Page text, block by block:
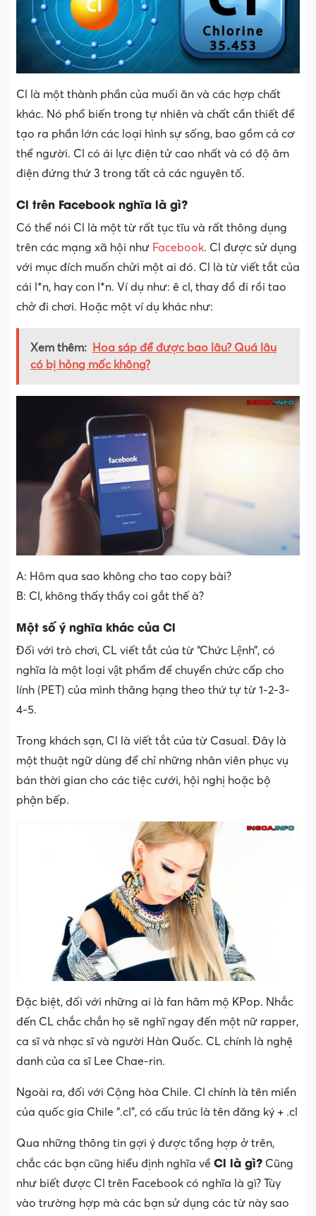
Cl là một thành phần của muối ăn và các hợp chất
khác. Nó phổ biến trong tự nhiên và chất cần thiết để
tạo ra phần lớn các loại hình sự sống, bao gồm cả cơ
thể người. Cl có ái lực điện tử cao nhất và có độ âm
điện đứng thứ 3 trong tất cả các nguyên tố.
Cl trên Facebook nghĩa là gì?
Có thể nói Cl là một từ rất tục tĩu và rất thông dụng
trên các mạng xã hội như Facebook. Cl được sử dụng
với mục đích muốn chửi một ai đó. Cl là từ viết tắt của
cái l*n, hay con l*n. Ví dụ như: ê cl, thay đồ đi rồi tao
chở đi chơi. Hoặc một ví dụ khác như:
Xem thêm:
Hoa sáp để được bao lâu? Quá lâu
có bị hỏng mốc không?
A: Hôm qua sao không cho tao copy bài?
B: Cl, không thấy thầy coi gắt thế à?
Một số ý nghĩa khác của Cl
Đối với trò chơi, CL viết tắt của từ “Chức Lệnh”, có
nghĩa là một loại vật phẩm để chuyển chức cấp cho
lính (PET) của mình thăng hạng theo thứ tự từ 1-2-3-
4-5.
Trong khách sạn, Cl là viết tắt của từ Casual. Đây là
một thuật ngữ dùng để chỉ những nhân viên phục vụ
bán thời gian cho các tiệc cưới, hội nghị hoặc bộ
phận bếp.
Đặc biệt, đối với những ai là fan hâm mộ KPop. Nhắc
đến CL chắc chắn họ sẽ nghĩ ngay đến một nữ rapper,
ca sĩ và nhạc sĩ và người Hàn Quốc. CL chính là nghệ
danh của ca sĩ Lee Chae-rin.
Ngoài ra, đối với Cộng hòa Chile. Cl chính là tên miền
của quốc gia Chile “.cl”, có cấu trúc là tên đăng ký + .cl
Qua những thông tin gợi ý được tổng hợp ở trên,
chắc các bạn cũng hiểu định nghĩa về Cl là gì? Cũng
như biết được Cl trên Facebook có nghĩa là gì? Tùy
vào trường hợp mà các bạn sử dụng các từ này sao